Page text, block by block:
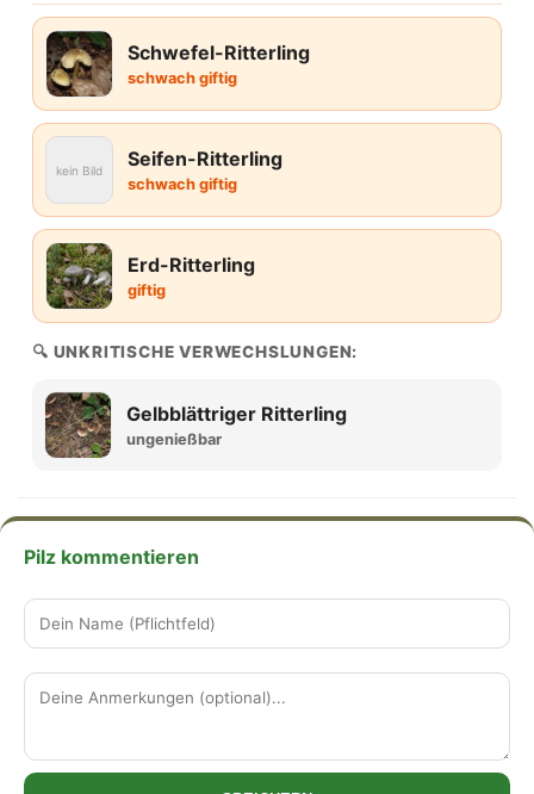
Schwefel-Ritterling
schwach giftig
kein Bild Seifen-Ritterling
schwach giftig
Erd-Ritterling
giftig
🔍 UNKRITISCHE VERWECHSLUNGEN:
Gelbblättriger Ritterling
ungenießbar
Pilz kommentieren